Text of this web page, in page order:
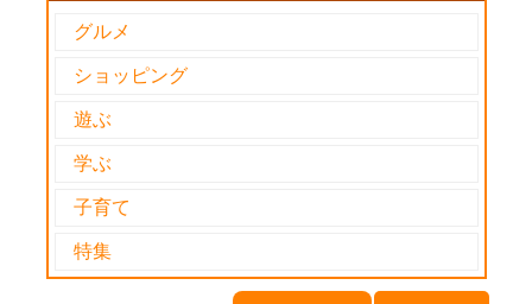
グルメ
ショッピング
遊ぶ
学ぶ
子育て
特集